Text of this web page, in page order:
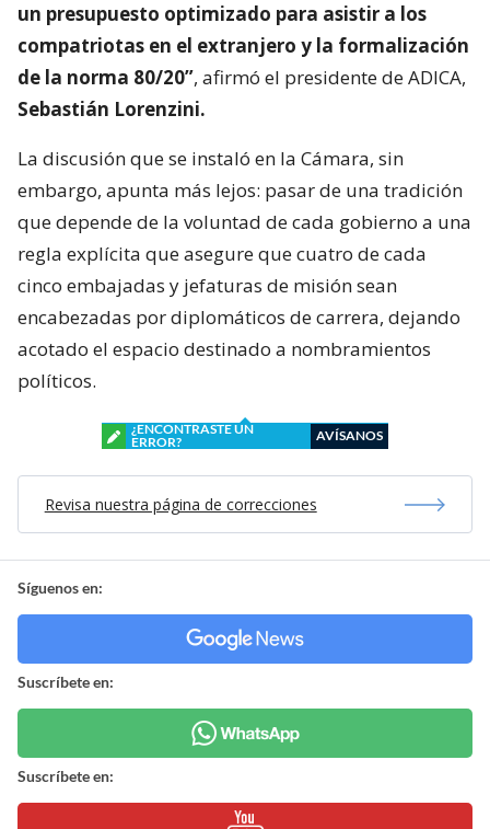
un presupuesto optimizado para asistir a los
compatriotas en el extranjero y la formalización
de la norma 80/20”, afirmó el presidente de ADICA,
Sebastián Lorenzini.
La discusión que se instaló en la Cámara, sin
embargo, apunta más lejos: pasar de una tradición
que depende de la voluntad de cada gobierno a una
regla explícita que asegure que cuatro de cada
cinco embajadas y jefaturas de misión sean
encabezadas por diplomáticos de carrera, dejando
acotado el espacio destinado a nombramientos
políticos.
¿ENCONTRASTE UN
ERROR?
AVÍSANOS
Revisa nuestra página de correcciones
Síguenos en:
Suscríbete en:
Suscríbete en: